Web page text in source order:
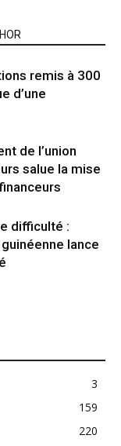
remis à 300
d’une
de l’union
salue la mise
difficulté :
lance
3
159
220